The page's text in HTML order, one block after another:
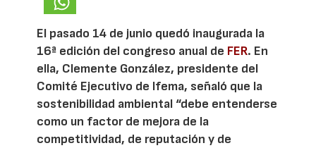
El pasado 14 de junio quedó inaugurada la
16ª edición del congreso anual de FER. En
ella, Clemente González, presidente del
Comité Ejecutivo de Ifema, señaló que la
sostenibilidad ambiental “debe entenderse
como un factor de mejora de la
competitividad, de reputación y de